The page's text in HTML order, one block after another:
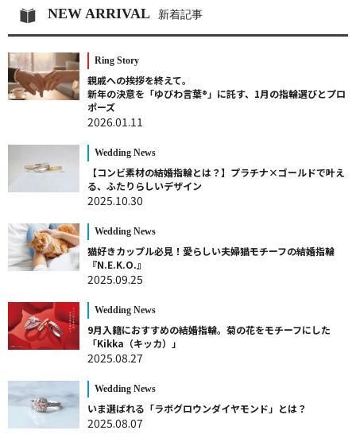
NEW ARRIVAL 新着記事
Ring Story
親戚への挨拶を終えて。
新年の決意を「ゆびわ言葉®」に託す、1月の指輪選びとプロ
ポーズ
2026.01.11
Wedding News
【コンビ素材の結婚指輪とは？】プラチナ×ゴールドで叶え
る、ふたりらしいデザイン
2025.10.30
Wedding News
猫好きカップル必見！愛らしい夫婦猫モチーフの結婚指輪
『N.E.K.O.』
2025.09.25
Wedding News
9月入籍におすすめの結婚指輪。菊の花をモチーフにした
「Kikka（キッカ）」
2025.08.27
Wedding News
いま選ばれる「ラボグロウンダイヤモンド」とは？
2025.08.07